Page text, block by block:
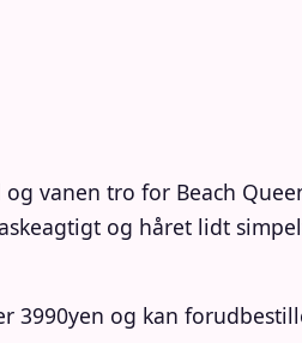
vanen tro for Beach
og håret lidt
3990yen og kan